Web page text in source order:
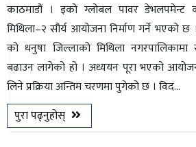
बैंक
पर्यटन
भिडियो
छापा
खोज
काठमाडौं । इको ग्लोबल पावर डेभलपमेन्ट
मिथिला–२ सौर्य आयोजना निर्माण गर्ने भएको
को धनुषा जिल्लाको मिथिला
बढाउन लागेको हो । अध्ययन पूरा भएको
लिने प्रक्रिया अन्तिम चरणमा पुगेको छ । विद...
पुरा पढ्नुहोस्